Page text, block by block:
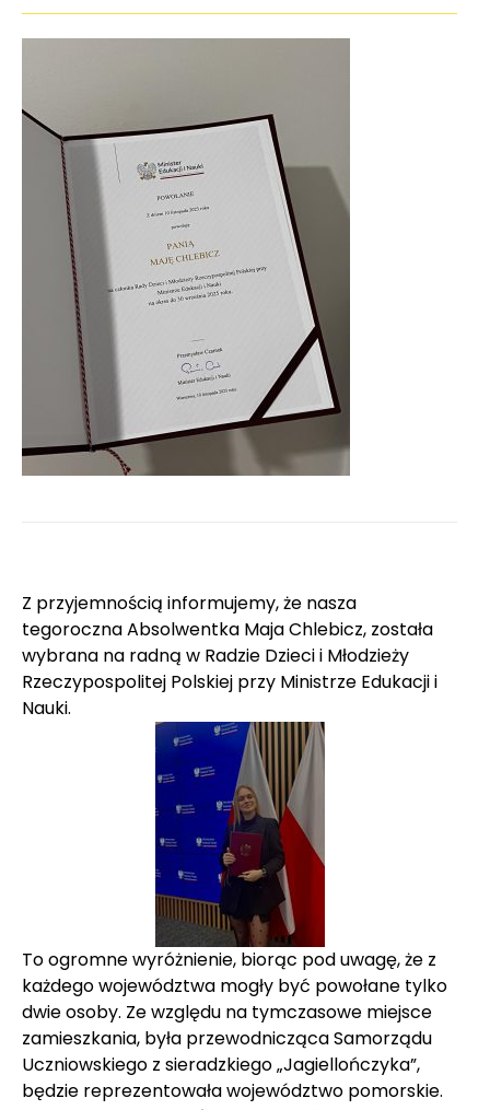
Z przyjemnością informujemy, że nasza
tegoroczna Absolwentka Maja Chlebicz, została
wybrana na radną w Radzie Dzieci i Młodzieży
Rzeczypospolitej Polskiej przy Ministrze Edukacji i
Nauki.
To ogromne wyróżnienie, biorąc pod uwagę, że z
każdego województwa mogły być powołane tylko
dwie osoby. Ze względu na tymczasowe miejsce
zamieszkania, była przewodnicząca Samorządu
Uczniowskiego z sieradzkiego „Jagiellończyka”,
będzie reprezentowała województwo pomorskie.